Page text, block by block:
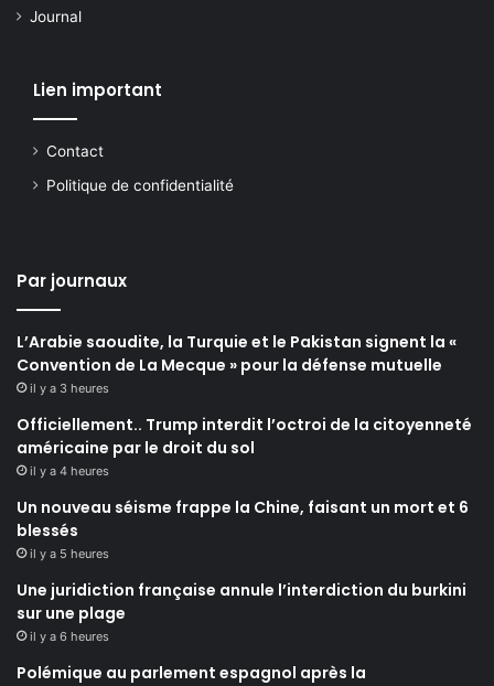
Journal
Lien important
Contact
Politique de confidentialité
Par journaux
L’Arabie saoudite, la Turquie et le Pakistan signent la «
Convention de La Mecque » pour la défense mutuelle
il y a 3 heures
Officiellement.. Trump interdit l’octroi de la citoyenneté
américaine par le droit du sol
il y a 4 heures
Un nouveau séisme frappe la Chine, faisant un mort et 6
blessés
il y a 5 heures
Une juridiction française annule l’interdiction du burkini
sur une plage
il y a 6 heures
Polémique au parlement espagnol après la